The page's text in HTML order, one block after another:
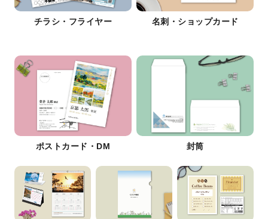
チラシ・フライヤー 名刺・ショップカード
ポストカード・DM 封筒